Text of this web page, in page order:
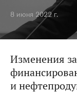
8 июня 2022 г.
Изменения
и